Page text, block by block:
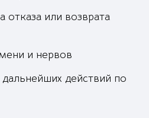
отказа или возврата
и нервов
действий по